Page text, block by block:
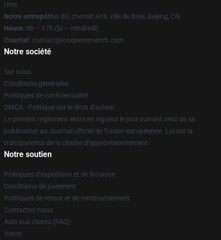
Unis
Notre entrepôtNo 80, chemin Anli, ville de Bole, Beijing, CN
Heure: 9h – 17h (lu – vendredi)
Courriel : contact@onepiecemerch.com
Notre société
Sur nous
Conditions générales
Politiques de confidentialité
DMCA - Politique sur le droit d'auteur
Le présent règlement entre en vigueur le jour suivant celui de sa
publication au Journal officiel de l'Union européenne. Loi sur la
transparence de la chaîne d'approvisionnement
Notre soutien
Politiques d'expédition et de livraison
Conditions de paiement
Politiques de retour et de remboursement
Contactez-nous
Aide aux clients (FAQ)
Vente